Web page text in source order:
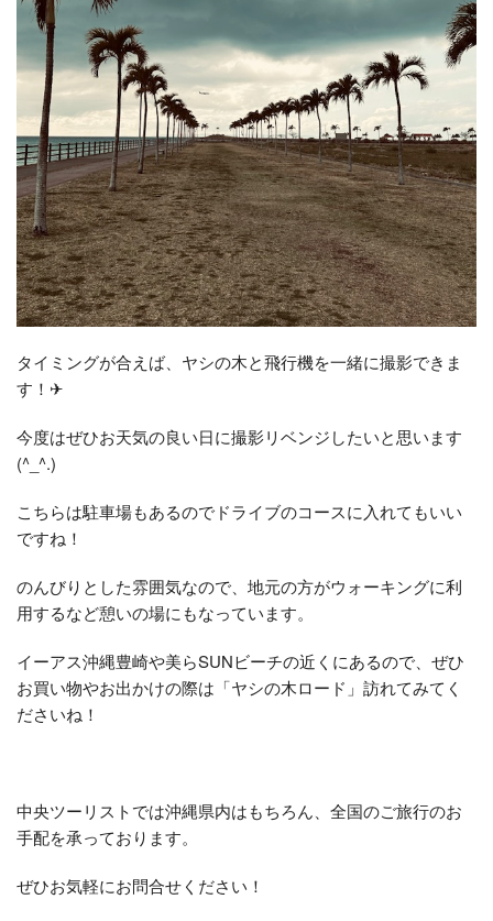
タイミングが合えば、ヤシの木と飛行機を一緒に撮影できま
す！✈
今度はぜひお天気の良い日に撮影リベンジしたいと思います
(^_^.)
こちらは駐車場もあるのでドライブのコースに入れてもいい
ですね！
のんびりとした雰囲気なので、地元の方がウォーキングに利
用するなど憩いの場にもなっています。
イーアス沖縄豊崎や美らSUNビーチの近くにあるので、ぜひ
お買い物やお出かけの際は「ヤシの木ロード」訪れてみてく
ださいね！
中央ツーリストでは沖縄県内はもちろん、全国のご旅行のお
手配を承っております。
ぜひお気軽にお問合せください！